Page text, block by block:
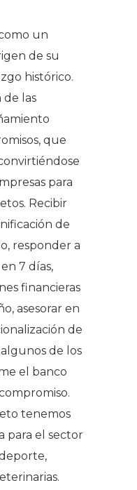
un
de su
histórico.
de las
que
para
Recibir
de
responder a
7 días,
financieras
asesorar en
de
de los
el banco
tenemos
para el sector